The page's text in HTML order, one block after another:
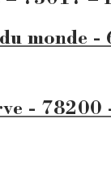
monde -
- 78200